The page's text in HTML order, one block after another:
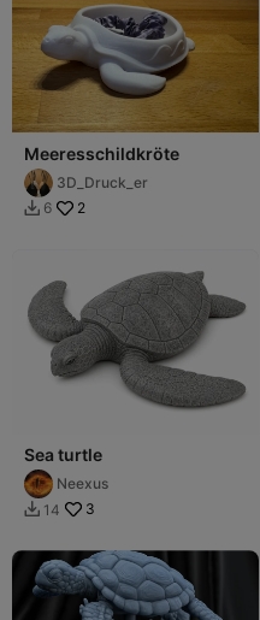
Meeresschildkröte
3D_Druck_er
 6 2
Sea turtle
Neexus
 14 3